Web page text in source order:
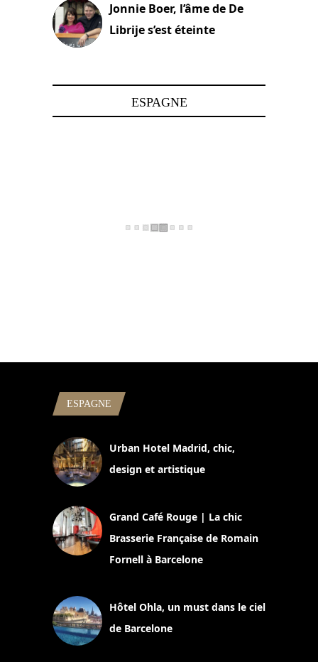
Jonnie Boer, l’âme de De
Librije s’est éteinte
ESPAGNE
ESPAGNE
Urban Hotel Madrid, chic,
design et artistique
Grand Café Rouge | La chic
Brasserie Française de Romain
Fornell à Barcelone
Hôtel Ohla, un must dans le ciel
de Barcelone